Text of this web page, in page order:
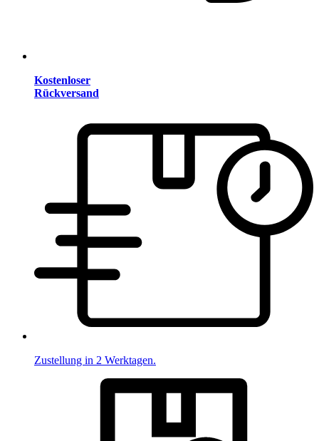
Kostenloser
Rückversand
Zustellung in 2 Werktagen.